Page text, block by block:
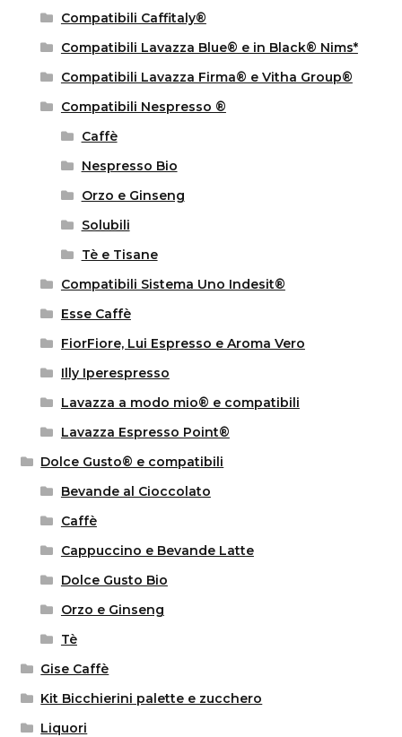
Compatibili Caffitaly®
Compatibili Lavazza Blue® e in Black® Nims*
Compatibili Lavazza Firma® e Vitha Group®
Compatibili Nespresso ®
Caffè
Nespresso Bio
Orzo e Ginseng
Solubili
Tè e Tisane
Compatibili Sistema Uno Indesit®
Esse Caffè
FiorFiore, Lui Espresso e Aroma Vero
Illy Iperespresso
Lavazza a modo mio® e compatibili
Lavazza Espresso Point®
Dolce Gusto® e compatibili
Bevande al Cioccolato
Caffè
Cappuccino e Bevande Latte
Dolce Gusto Bio
Orzo e Ginseng
Tè
Gise Caffè
Kit Bicchierini palette e zucchero
Liquori